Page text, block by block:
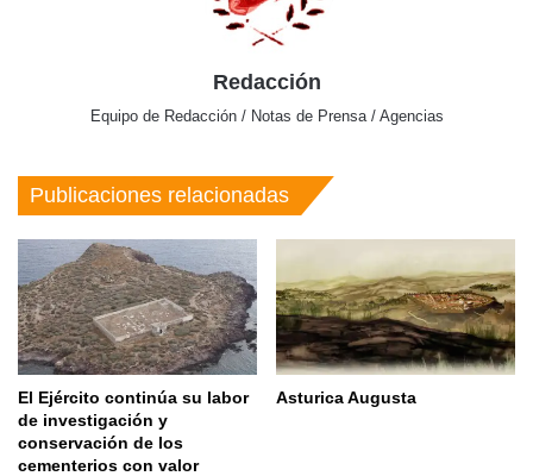
Redacción
Equipo de Redacción / Notas de Prensa / Agencias
Publicaciones relacionadas
El Ejército continúa su labor
de investigación y
conservación de los
cementerios con valor
Asturica Augusta